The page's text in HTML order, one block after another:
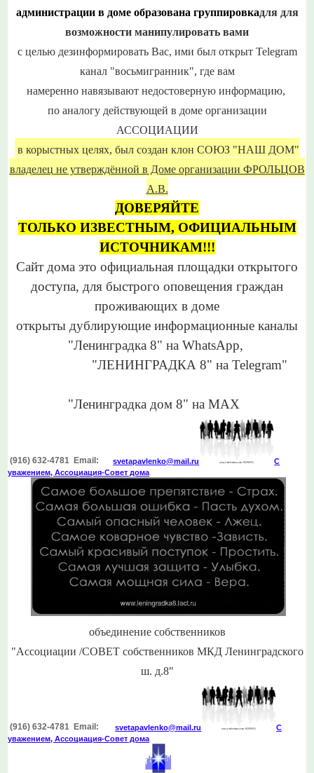
администрации в доме образована группировкадля для
возможности манипулировать вами
с целью дезинформировать Вас, ими был открыт Telegram
канал "восьмигранник", где вам
намеренно навязывают недостоверную информацию,
по аналогу действующей в доме организации
АССОЦИАЦИИ
в корыстных целях, был создан клон СОЮЗ "НАШ ДОМ"
владелец не утверждённой в Доме организации ФРОЛЬЦОВ
А.В.
ДОВЕРЯЙТЕ
ТОЛЬКО ИЗВЕСТНЫМ, ОФИЦИАЛЬНЫМ
ИСТОЧНИКАМ!!!
Сайт дома это официальная площадки открытого
доступа, для быстрого оповещения граждан
проживающих в доме
открыты дублирующие информационные каналы
"Ленинградка 8" на WhatsApp,
"ЛЕНИНГРАДКА 8"на Telegram"
"Ленинградка дом 8" на МАХ
(916) 632-4781 Email: svetapavlenko@mail.ru
С
уважением, Ассоциация-Совет дома
объединение собственников
"Ассоциации /СОВЕТ собственников МКД Ленинградского
ш. д.8"
(916) 632-4781 Email: svetapavlenko@mail.ru
С
уважением, Ассоциация-Совет дома